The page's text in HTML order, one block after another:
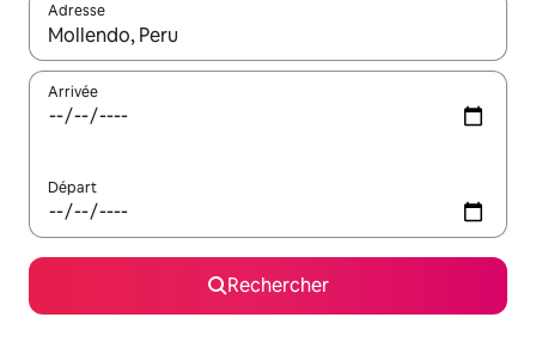
Adresse
Lorsque les résultats s'affichent, utilisez les flèches vers le
Arrivée
Départ
Rechercher